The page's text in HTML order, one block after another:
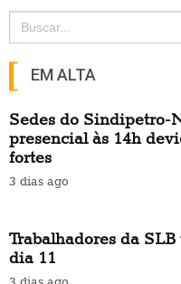
Search
for:
EM ALTA
Sedes do Sindipetro-
presencial às 14h
fortes
3 dias ago
Trabalhadores da
dia 11